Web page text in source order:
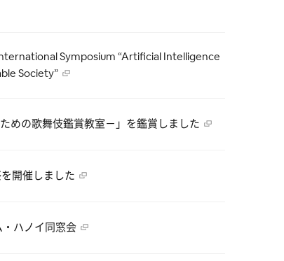
Symposium “Artificial Intelligence
Society”
めの歌舞伎鑑賞教室－」を鑑賞しました
開催しました
・ハノイ同窓会